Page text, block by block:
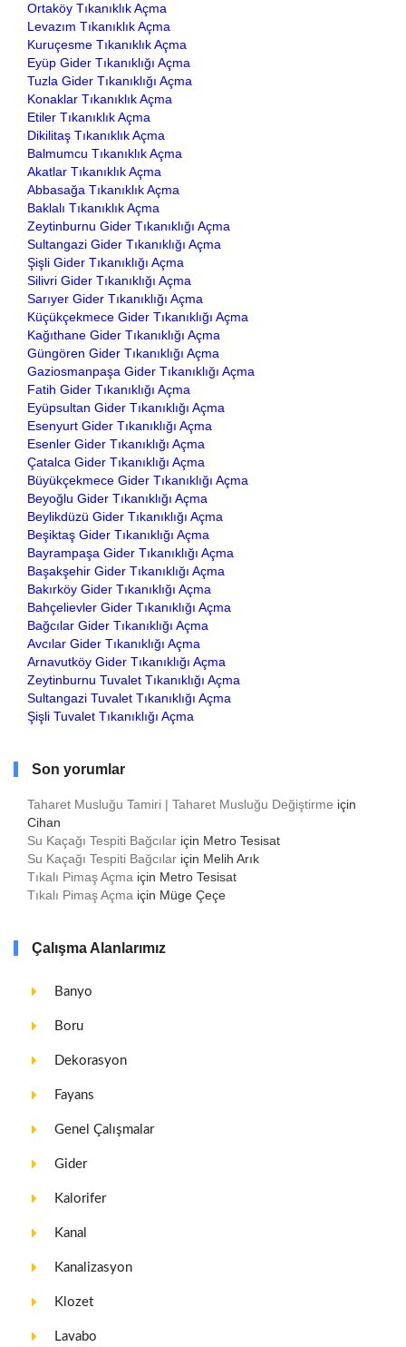
Ortaköy Tıkanıklık Açma
Levazım Tıkanıklık Açma
Kuruçesme Tıkanıklık Açma
Eyüp Gider Tıkanıklığı Açma
Tuzla Gider Tıkanıklığı Açma
Konaklar Tıkanıklık Açma
Etiler Tıkanıklık Açma
Dikilitaş Tıkanıklık Açma
Balmumcu Tıkanıklık Açma
Akatlar Tıkanıklık Açma
Abbasağa Tıkanıklık Açma
Baklalı Tıkanıklık Açma
Zeytinburnu Gider Tıkanıklığı Açma
Sultangazi Gider Tıkanıklığı Açma
Şişli Gider Tıkanıklığı Açma
Silivri Gider Tıkanıklığı Açma
Sarıyer Gider Tıkanıklığı Açma
Küçükçekmece Gider Tıkanıklığı Açma
Kağıthane Gider Tıkanıklığı Açma
Güngören Gider Tıkanıklığı Açma
Gaziosmanpaşa Gider Tıkanıklığı Açma
Fatih Gider Tıkanıklığı Açma
Eyüpsultan Gider Tıkanıklığı Açma
Esenyurt Gider Tıkanıklığı Açma
Esenler Gider Tıkanıklığı Açma
Çatalca Gider Tıkanıklığı Açma
Büyükçekmece Gider Tıkanıklığı Açma
Beyoğlu Gider Tıkanıklığı Açma
Beylikdüzü Gider Tıkanıklığı Açma
Beşiktaş Gider Tıkanıklığı Açma
Bayrampaşa Gider Tıkanıklığı Açma
Başakşehir Gider Tıkanıklığı Açma
Bakırköy Gider Tıkanıklığı Açma
Bahçelievler Gider Tıkanıklığı Açma
Bağcılar Gider Tıkanıklığı Açma
Avcılar Gider Tıkanıklığı Açma
Arnavutköy Gider Tıkanıklığı Açma
Zeytinburnu Tuvalet Tıkanıklığı Açma
Sultangazi Tuvalet Tıkanıklığı Açma
Şişli Tuvalet Tıkanıklığı Açma
Son yorumlar
Taharet Musluğu Tamiri | Taharet Musluğu Değiştirme için
Cihan
Su Kaçağı Tespiti Bağcılar için Metro Tesisat
Su Kaçağı Tespiti Bağcılar için Melih Arık
Tıkalı Pimaş Açma için Metro Tesisat
Tıkalı Pimaş Açma için Müge Çeçe
Çalışma Alanlarımız
Banyo
Boru
Dekorasyon
Fayans
Genel Çalışmalar
Gider
Kalorifer
Kanal
Kanalizasyon
Klozet
Lavabo